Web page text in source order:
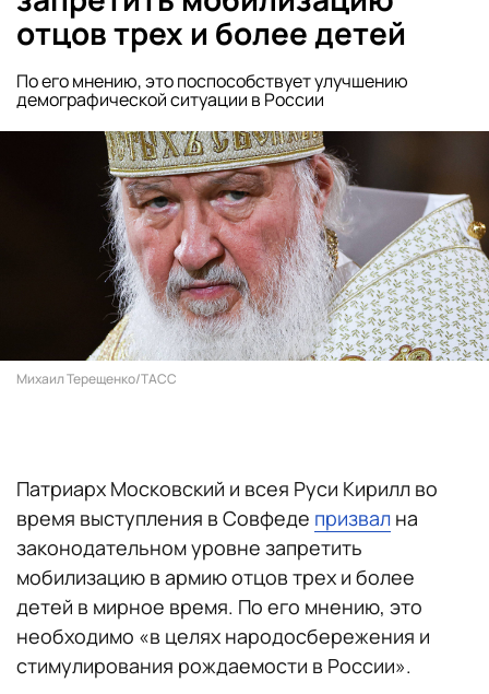
отцов трех и более детей
По его мнению, это поспособствует улучшению
демографической ситуации в России
Михаил Терещенко/ТАСС
Патриарх Московский и всея Руси Кирилл во
время выступления в Совфеде призвал на
законодательном уровне запретить
мобилизацию в армию отцов трех и более
детей в мирное время. По его мнению, это
необходимо «в целях народосбережения и
стимулирования рождаемости в России».